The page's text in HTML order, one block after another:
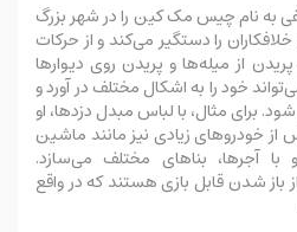
به نام چیس مک کین را در شهر بزرگ
را دستگیر می‌کند و از حرکات
از میله‌ها و پریدن روی دیوارها
خود را به اشکال مختلف در آورد و
برای مثال، با لباس مبدل دزدها، او
خودروهای زیادی نیز مانند ماشین
با آجرها، بناهای مختلف می‌سازد.
باز شدن قابل بازی هستند که در واقع